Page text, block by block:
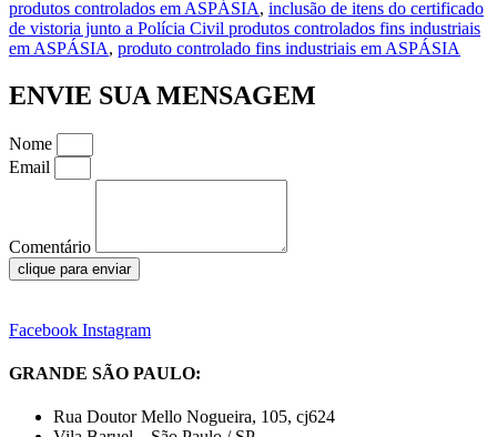
produtos controlados em ASPÁSIA, inclusão de itens do certificado
de vistoria junto a Polícia Civil produtos controlados fins industriais
em ASPÁSIA, produto controlado fins industriais em ASPÁSIA
ENVIE SUA MENSAGEM
Nome
Email
Comentário
clique para enviar
Facebook Instagram
GRANDE SÃO PAULO:
Rua Doutor Mello Nogueira, 105, cj624